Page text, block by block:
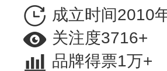
成立时间2010
关注度3716+
品牌得票1万+